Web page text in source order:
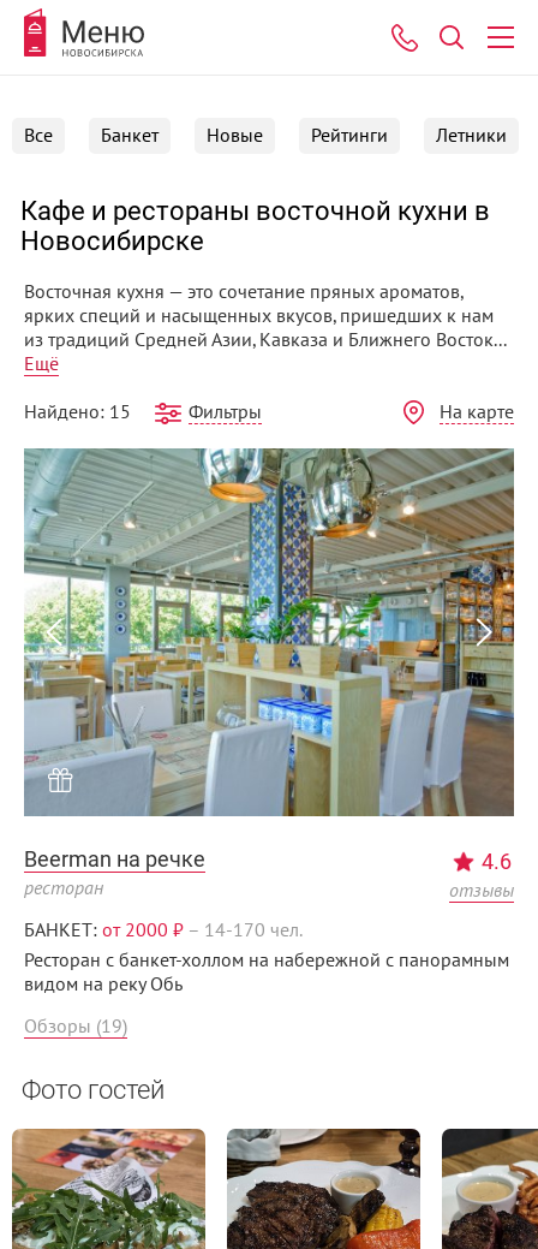
Все Банкет Новые Рейтинги Летники
Кафе и рестораны восточной кухни в
Новосибирске
Восточная кухня — это сочетание пряных ароматов,
ярких специй и насыщенных вкусов, пришедших к нам
из традиций Средней Азии, Кавказа и Ближнего Восток...
Ещё
Найдено: 15 Фильтры На карте
Menunsk.ru
Beerman на речке
ресторан
4.6
отзывы
БАНКЕТ: от 2000 ₽ – 14-170 чел.
Ресторан с банкет-холлом на набережной с панорамным
видом на реку Обь
Обзоры (19)
Фото гостей